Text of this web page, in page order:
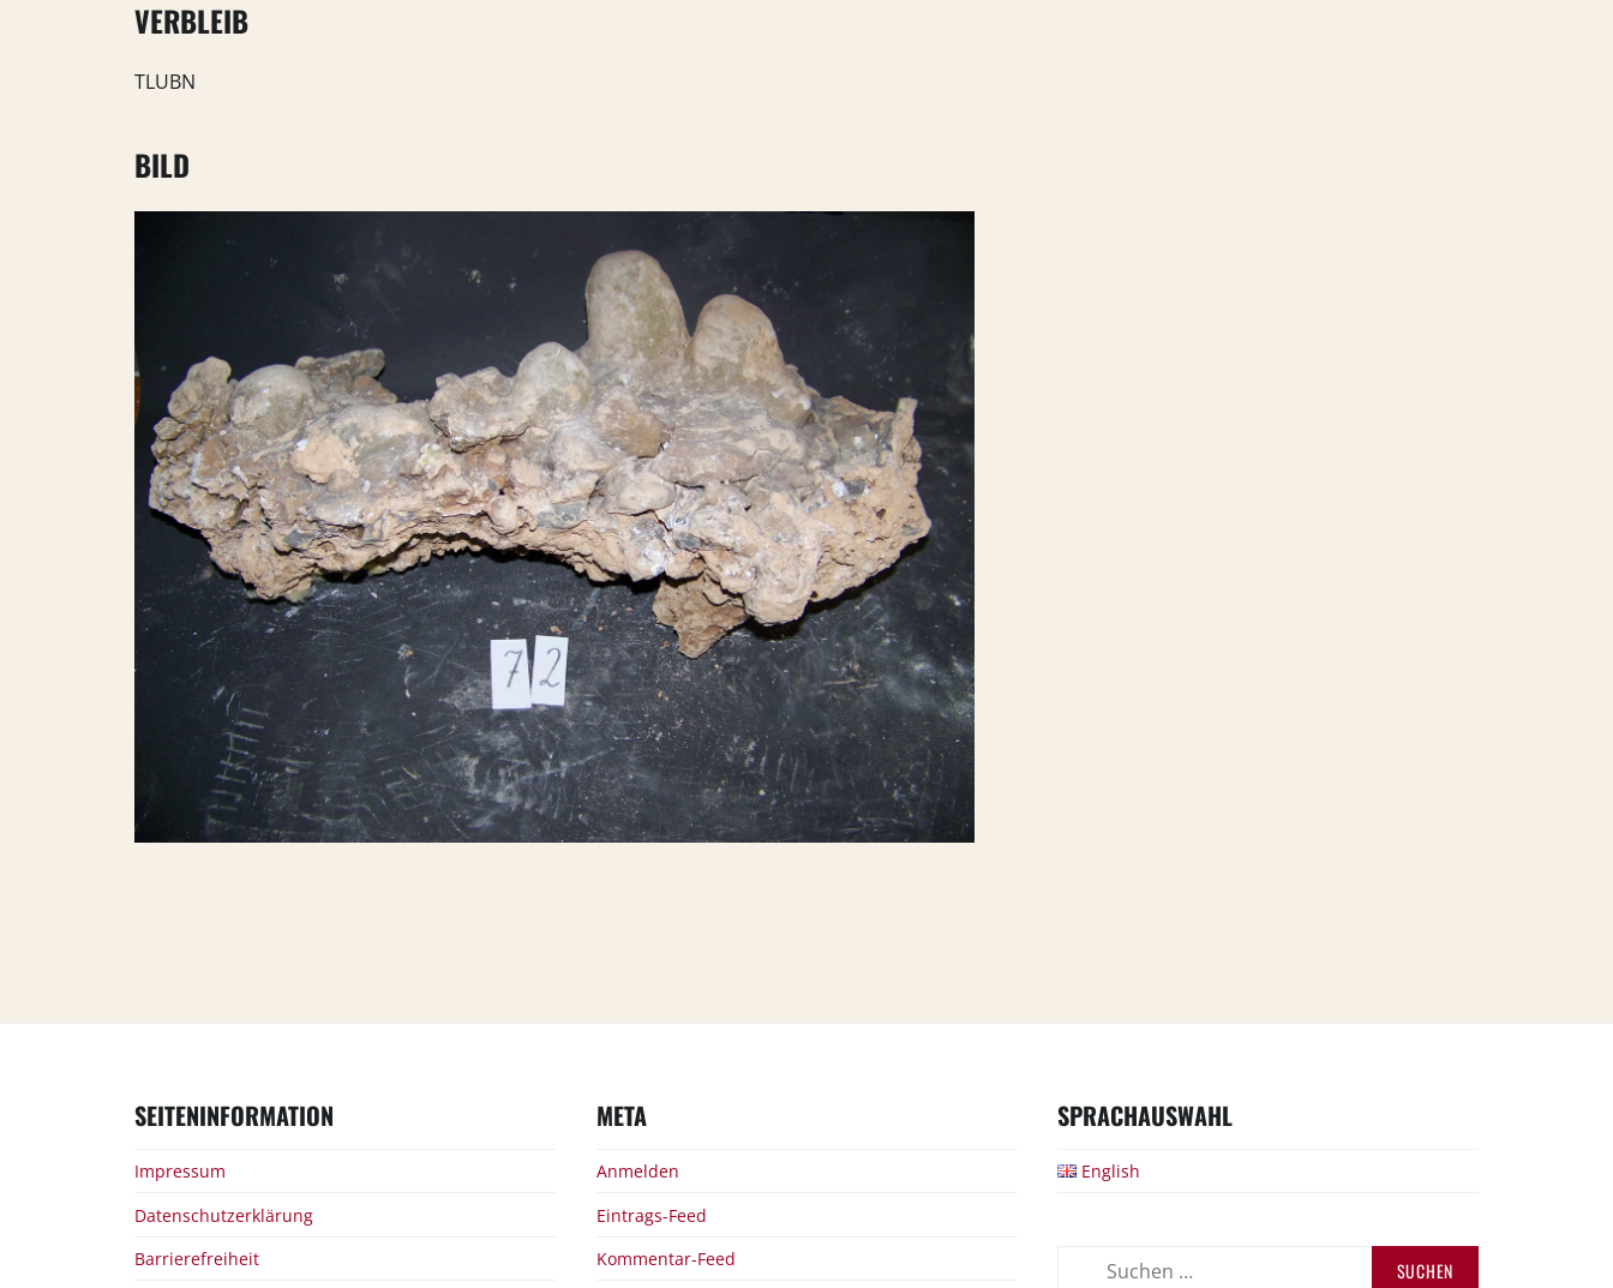
VERBLEIB
TLUBN
BILD
SEITENINFORMATION
Impressum
Datenschutzerklärung
Barrierefreiheit
META
Anmelden
Eintrags-Feed
Kommentar-Feed
SPRACHAUSWAHL
English